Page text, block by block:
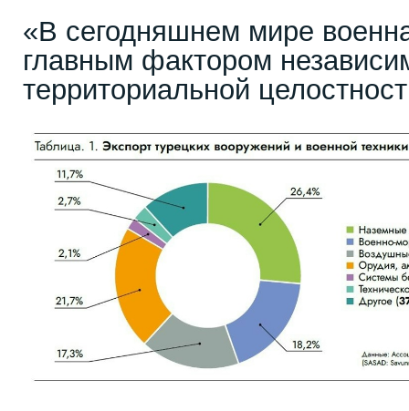
«В сегодняшнем мире
главным фактором
территориальной